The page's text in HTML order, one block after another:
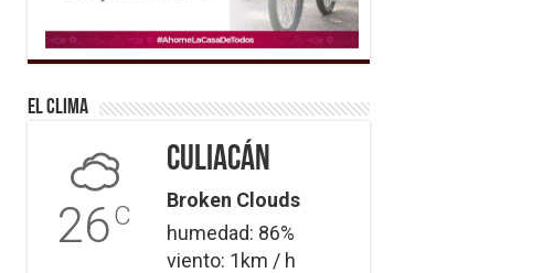
El Clima
26C
Culiacán
Broken Clouds
humedad: 86%
viento: 1km / h